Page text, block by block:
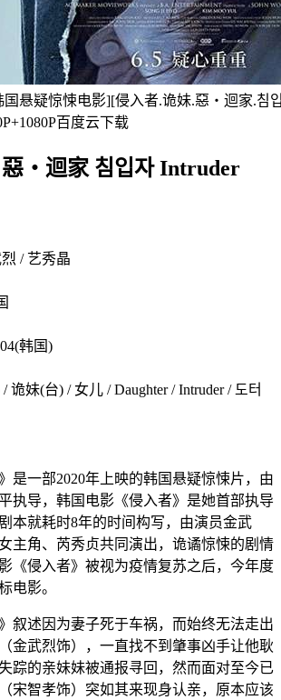
悬疑惊悚电影][侵入者.诡妹.惡‧迴家.침
百度云下载
‧迴家 침입자 Intruder
/ 艺秀晶
韩国)
妹(台) / 女儿 / Daughter / Intruder / 도터
是一部2020年上映的韩国悬疑惊悚片，由
执导，韩国电影《侵入者》是她首部执导
本就耗时8年的时间构写，由演员金武
主角、芮秀贞共同演出，诡谲惊悚的剧情
《侵入者》被视为疫情复苏之后，今年度
电影。
叙述因为妻子死于车祸，而始终无法走出
金武烈饰），一直找不到肇事凶手让他耿
踪的亲妹妹被通报寻回，然而面对至今已
宋智孝饰）突如其来现身认亲，原本应该